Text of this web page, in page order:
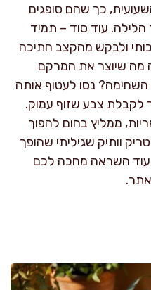
כך שהם סופגים
הלילה. עוד סוד – תמיד
ולבקש מהקצב חתיכה
מה שיוצר את המרקם
נסו לעטוף אותה
לקבלת צבע שזוף עמוק.
ממליץ בחום להפוך
וותיק שגיליתי שהופך
עוד השראה מחכה לכם